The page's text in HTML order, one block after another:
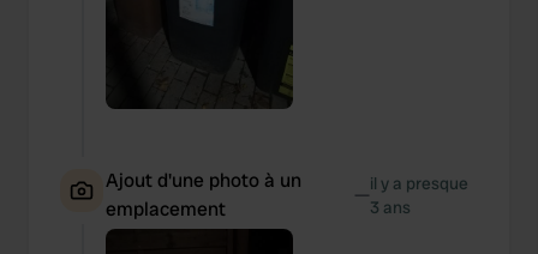
Ajout d'une photo à un
emplacement
—il y a presque
3 ans